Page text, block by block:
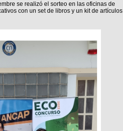
se realizó el sorteo en las oficinas de
con un set de libros y un kit de artículos